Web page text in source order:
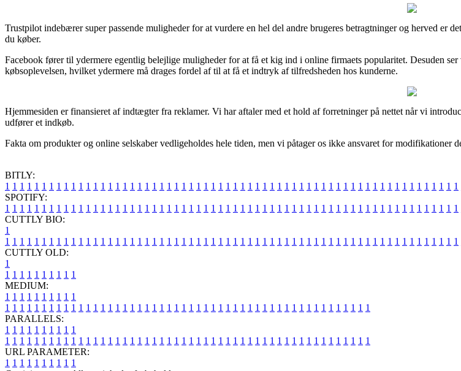
Trustpilot indebærer super passende muligheder for at vurdere en hel del andre brugeres betragtninger og herved er
du køber.
Facebook fører til ydermere egentlig belejlige muligheder for at få et kig ind i online firmaets popularitet. Desuden
købsoplevelsen, hvilket ydermere må drages fordel af til at få et indtryk af tilfredsheden hos kunderne.
Hjemmesiden er finansieret af indtægter fra reklamer. Vi har aftaler med et hold af forretninger på nettet når vi
udfører et indkøb.
Fakta om produkter og online selskaber vedligeholdes hele tiden, men vi påtager os ikke ansvaret for modifikationer
BITLY:
1 1 1 1 1 1 1 1 1 1 1 1 1 1 1 1 1 1 1 1 1 1 1 1 1 1 1 1 1 1 1 1 1 1 1 1 1 1 1 1 1 1 1 1 1 1 1 1 1 1 1 1 1 1 1 1 1 1 1 1 1 1
SPOTIFY:
1 1 1 1 1 1 1 1 1 1 1 1 1 1 1 1 1 1 1 1 1 1 1 1 1 1 1 1 1 1 1 1 1 1 1 1 1 1 1 1 1 1 1 1 1 1 1 1 1 1 1 1 1 1 1 1 1 1 1 1 1 1
CUTTLY BIO:
1
1 1 1 1 1 1 1 1 1 1 1 1 1 1 1 1 1 1 1 1 1 1 1 1 1 1 1 1 1 1 1 1 1 1 1 1 1 1 1 1 1 1 1 1 1 1 1 1 1 1 1 1 1 1 1 1 1 1 1 1 1 1
CUTTLY OLD:
1
1 1 1 1 1 1 1 1 1 1
MEDIUM:
1 1 1 1 1 1 1 1 1 1
1 1 1 1 1 1 1 1 1 1 1 1 1 1 1 1 1 1 1 1 1 1 1 1 1 1 1 1 1 1 1 1 1 1 1 1 1 1 1 1 1 1 1 1 1 1 1 1 1 1
PARALLELS:
1 1 1 1 1 1 1 1 1 1
1 1 1 1 1 1 1 1 1 1 1 1 1 1 1 1 1 1 1 1 1 1 1 1 1 1 1 1 1 1 1 1 1 1 1 1 1 1 1 1 1 1 1 1 1 1 1 1 1 1
URL PARAMETER:
1 1 1 1 1 1 1 1 1 1